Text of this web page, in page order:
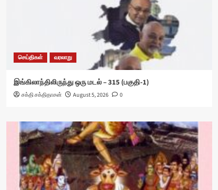
செய்திகள் வரலாறு
இங்கிலாந்திலிருந்து ஒரு மடல் – 315 (பகுதி-1)
சக்தி சக்திதாசன் August 5, 2026 0